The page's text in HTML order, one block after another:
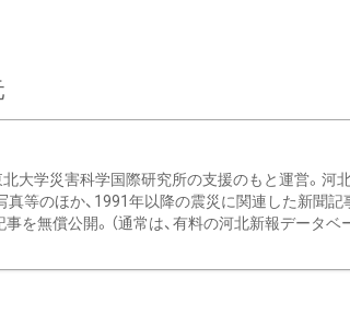
大学災害科学国際研究所の支援のもと運営。河
真等のほか、1991年以降の震災に関連した新聞記
を無償公開。（通常は、有料の河北新報データベ